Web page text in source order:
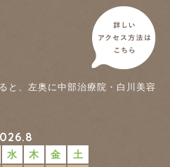
と、左奥に中部治療院・白川美容
水 木 金
土